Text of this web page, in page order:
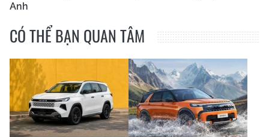
Anh
CÓ THỂ BẠN QUAN TÂM